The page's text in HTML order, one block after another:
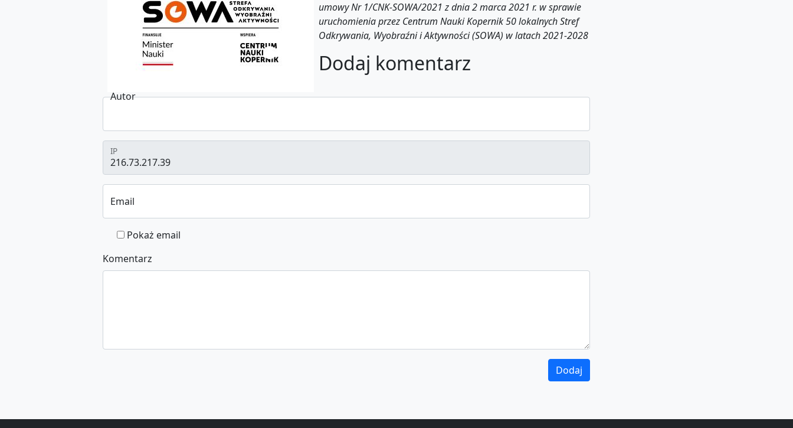
umowy Nr 1/CNK-SOWA/2021 z dnia 2 marca 2021 r. w sprawie
uruchomienia przez Centrum Nauki Kopernik 50 lokalnych Stref
Odkrywania, Wyobraźni i Aktywności (SOWA) w latach 2021-2028
Dodaj komentarz
Autor
IP
Email
Pokaż email
Komentarz